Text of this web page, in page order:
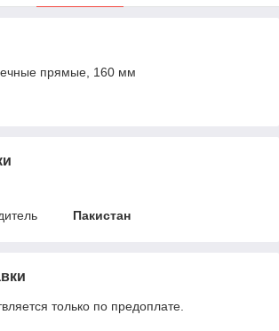
прямые, 160 мм
Пакистан
только по предоплате.